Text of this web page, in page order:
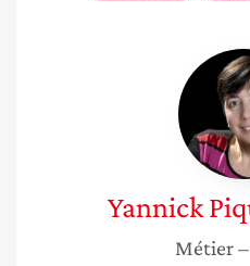
Yannick
Métier